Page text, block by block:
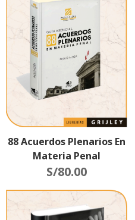
88 Acuerdos Plenarios En
Materia Penal
S/80.00